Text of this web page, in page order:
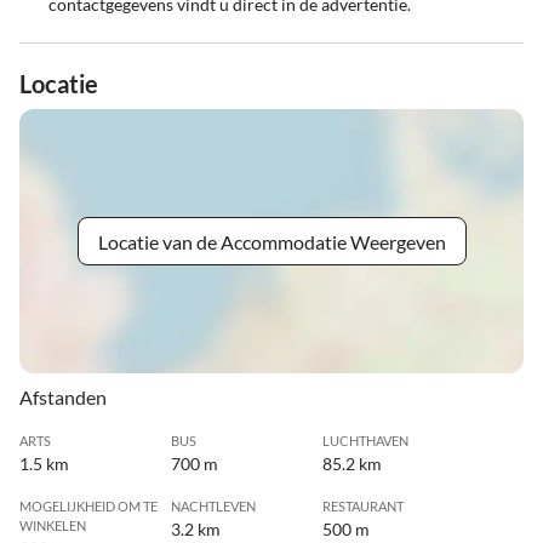
contactgegevens vindt u direct in de advertentie.
Locatie
Locatie van de Accommodatie Weergeven
Afstanden
ARTS
1.5 km
BUS
700 m
LUCHTHAVEN
85.2 km
MOGELIJKHEID OM TE
WINKELEN
NACHTLEVEN
3.2 km
RESTAURANT
500 m